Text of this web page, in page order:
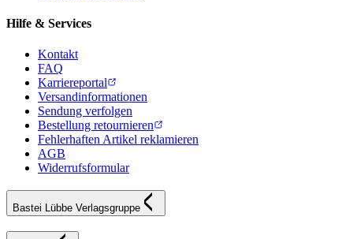
Hilfe & Services
Kontakt
FAQ
Karriereportal
Versandinformationen
Sendung verfolgen
Bestellung retournieren
Fehlerhaften Artikel reklamieren
AGB
Widerrufsformular
Bastei Lübbe Verlagsgruppe